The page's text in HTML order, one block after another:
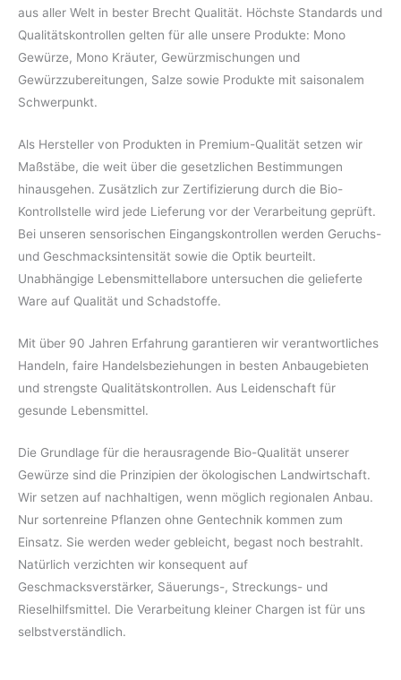
aus aller Welt in bester Brecht Qualität. Höchste Standards und
Qualitätskontrollen gelten für alle unsere Produkte: Mono
Gewürze, Mono Kräuter, Gewürzmischungen und
Gewürzzubereitungen, Salze sowie Produkte mit saisonalem
Schwerpunkt.
Als Hersteller von Produkten in Premium-Qualität setzen wir
Maßstäbe, die weit über die gesetzlichen Bestimmungen
hinausgehen. Zusätzlich zur Zertifizierung durch die Bio-
Kontrollstelle wird jede Lieferung vor der Verarbeitung geprüft.
Bei unseren sensorischen Eingangskontrollen werden Geruchs-
und Geschmacksintensität sowie die Optik beurteilt.
Unabhängige Lebensmittellabore untersuchen die gelieferte
Ware auf Qualität und Schadstoffe.
Mit über 90 Jahren Erfahrung garantieren wir verantwortliches
Handeln, faire Handelsbeziehungen in besten Anbaugebieten
und strengste Qualitätskontrollen. Aus Leidenschaft für
gesunde Lebensmittel.
Die Grundlage für die herausragende Bio-Qualität unserer
Gewürze sind die Prinzipien der ökologischen Landwirtschaft.
Wir setzen auf nachhaltigen, wenn möglich regionalen Anbau.
Nur sortenreine Pflanzen ohne Gentechnik kommen zum
Einsatz. Sie werden weder gebleicht, begast noch bestrahlt.
Natürlich verzichten wir konsequent auf
Geschmacksverstärker, Säuerungs-, Streckungs- und
Rieselhilfsmittel. Die Verarbeitung kleiner Chargen ist für uns
selbstverständlich.